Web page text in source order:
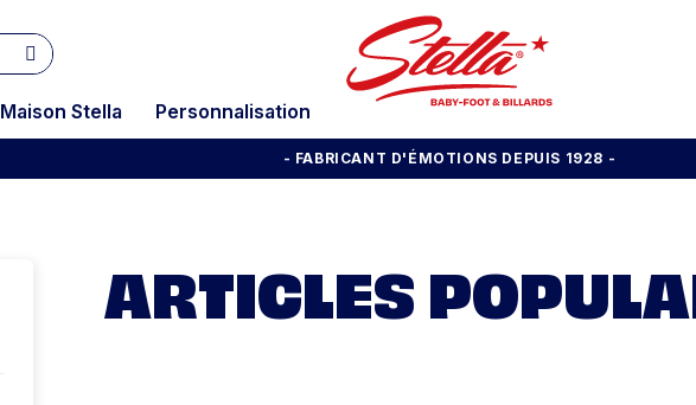
Maison Stella Personnalisation
- FABRICANT D'ÉMOTIONS DEPUIS 1928 -
ARTICLES